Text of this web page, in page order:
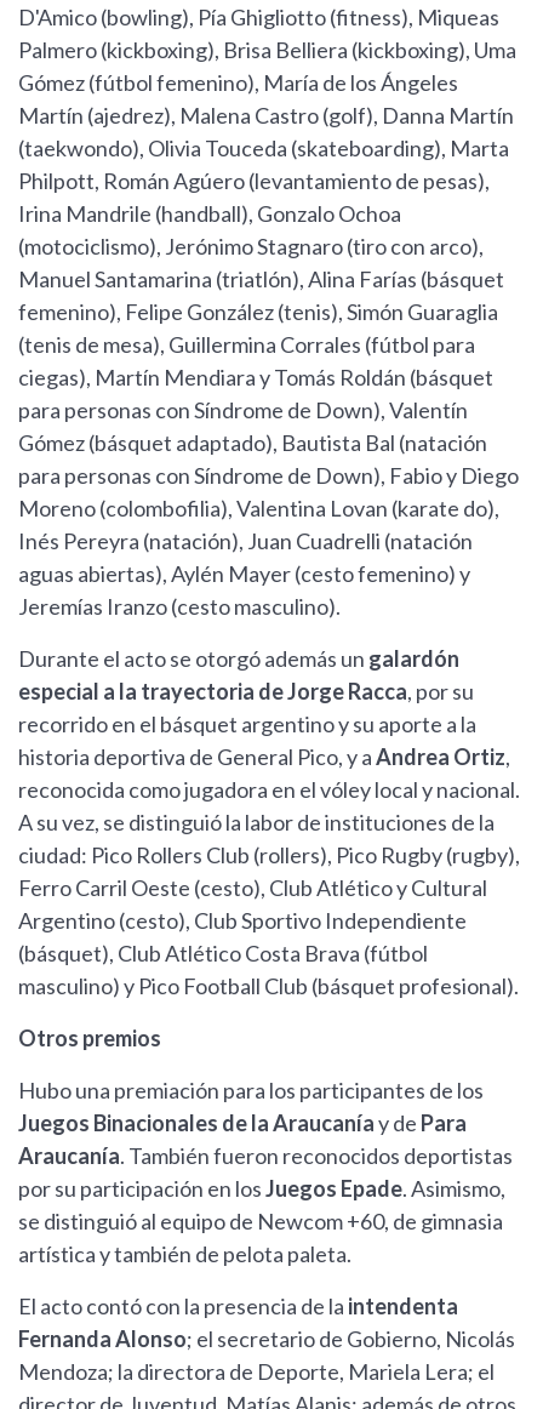
D'Amico (bowling), Pía Ghigliotto (fitness), Miqueas
Palmero (kickboxing), Brisa Belliera (kickboxing), Uma
Gómez (fútbol femenino), María de los Ángeles
Martín (ajedrez), Malena Castro (golf), Danna Martín
(taekwondo), Olivia Touceda (skateboarding), Marta
Philpott, Román Agúero (levantamiento de pesas),
Irina Mandrile (handball), Gonzalo Ochoa
(motociclismo), Jerónimo Stagnaro (tiro con arco),
Manuel Santamarina (triatlón), Alina Farías (básquet
femenino), Felipe González (tenis), Simón Guaraglia
(tenis de mesa), Guillermina Corrales (fútbol para
ciegas), Martín Mendiara y Tomás Roldán (básquet
para personas con Síndrome de Down), Valentín
Gómez (básquet adaptado), Bautista Bal (natación
para personas con Síndrome de Down), Fabio y Diego
Moreno (colombofilia), Valentina Lovan (karate do),
Inés Pereyra (natación), Juan Cuadrelli (natación
aguas abiertas), Aylén Mayer (cesto femenino) y
Jeremías Iranzo (cesto masculino).
Durante el acto se otorgó además un galardón
especial a la trayectoria de Jorge Racca, por su
recorrido en el básquet argentino y su aporte a la
historia deportiva de General Pico, y aAndrea Ortiz,
reconocida como jugadora en el vóley local y nacional.
A su vez, se distinguió la labor de instituciones de la
ciudad: Pico Rollers Club (rollers), Pico Rugby (rugby),
Ferro Carril Oeste (cesto), Club Atlético y Cultural
Argentino (cesto), Club Sportivo Independiente
(básquet), Club Atlético Costa Brava (fútbol
masculino) y Pico Football Club (básquet profesional).
Otros premios
Hubo una premiación para los participantes de los
Juegos Binacionales de la Araucaníay de Para
Araucanía. También fueron reconocidos deportistas
por su participación en losJuegos Epade. Asimismo,
se distinguió al equipo de Newcom +60, de gimnasia
artística y también de pelota paleta.
El acto contó con la presencia de la intendenta
Fernanda Alonso; el secretario de Gobierno, Nicolás
Mendoza; la directora de Deporte, Mariela Lera; el